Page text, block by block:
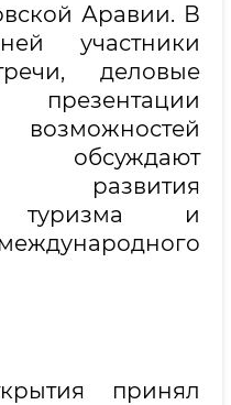
Аравии. В
участники
деловые
обсуждают
развития
туризма и
принял